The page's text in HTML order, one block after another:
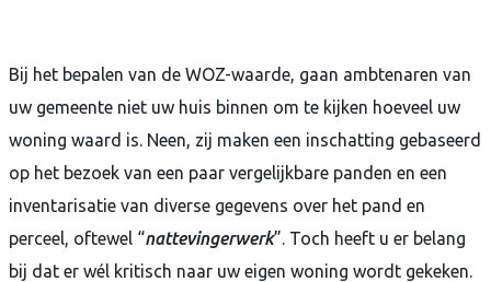
Bij het bepalen van de WOZ-waarde, gaan ambtenaren van
uw gemeente niet uw huis binnen om te kijken hoeveel uw
woning waard is. Neen, zij maken een inschatting gebaseerd
op het bezoek van een paar vergelijkbare panden en een
inventarisatie van diverse gegevens over het pand en
perceel, oftewel “nattevingerwerk”. Toch heeft u er belang
bij dat er wél kritisch naar uw eigen woning wordt gekeken.